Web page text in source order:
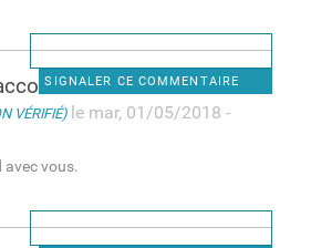
SIGNALER CE COMMENTAIRE
avec
VÉRIFIÉ)le mar, 01/05/2018 -
avec vous.